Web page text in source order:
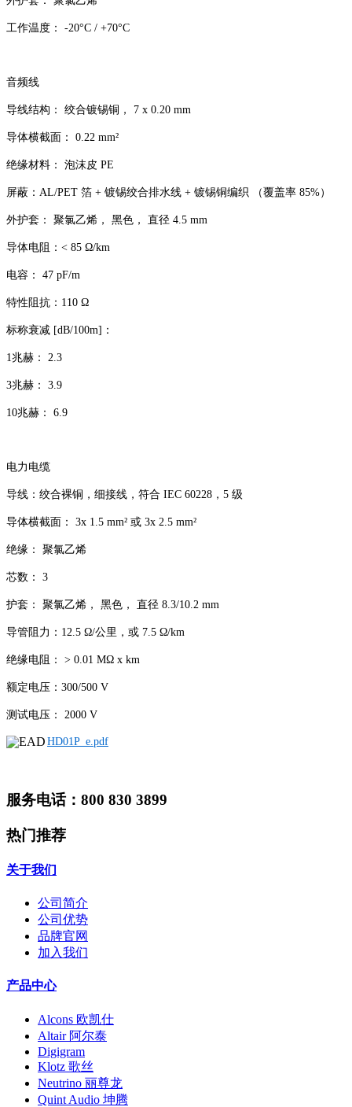
工作温度： -20°C / +70°C
音频线
导线结构： 绞合镀锡铜， 7 x 0.20 mm
导体横截面： 0.22 mm²
绝缘材料： 泡沫皮 PE
屏蔽：AL/PET 箔 + 镀锡绞合排水线 + 镀锡铜编织 （覆盖率 85%）
外护套： 聚氯乙烯， 黑色， 直径 4.5 mm
导体电阻：< 85 Ω/km
电容： 47 pF/m
特性阻抗：110 Ω
标称衰减 [dB/100m]：
1兆赫： 2.3
3兆赫： 3.9
10兆赫： 6.9
电力电缆
导线：绞合裸铜，细接线，符合 IEC 60228，5 级
导体横截面： 3x 1.5 mm² 或 3x 2.5 mm²
绝缘： 聚氯乙烯
芯数： 3
护套： 聚氯乙烯， 黑色， 直径 8.3/10.2 mm
导管阻力：12.5 Ω/公里，或 7.5 Ω/km
绝缘电阻： > 0.01 MΩ x km
额定电压：300/500 V
测试电压： 2000 V
HD01P_e.pdf
服务电话：800 830 3899
热门推荐
关于我们
公司简介
公司优势
品牌官网
加入我们
产品中心
Alcons 欧凯仕
Altair 阿尔泰
Digigram
Klotz 歌丝
Neutrino 丽尊龙
Quint Audio 坤腾